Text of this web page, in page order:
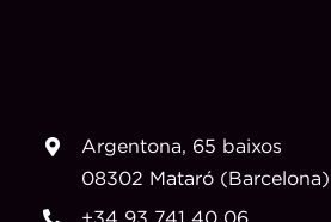
Argentona, 65 baixos
08302 Mataró (Barcelona)
+34 93 741 40 06